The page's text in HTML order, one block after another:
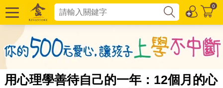
0
用心理學善待自己的一年：12個月的心